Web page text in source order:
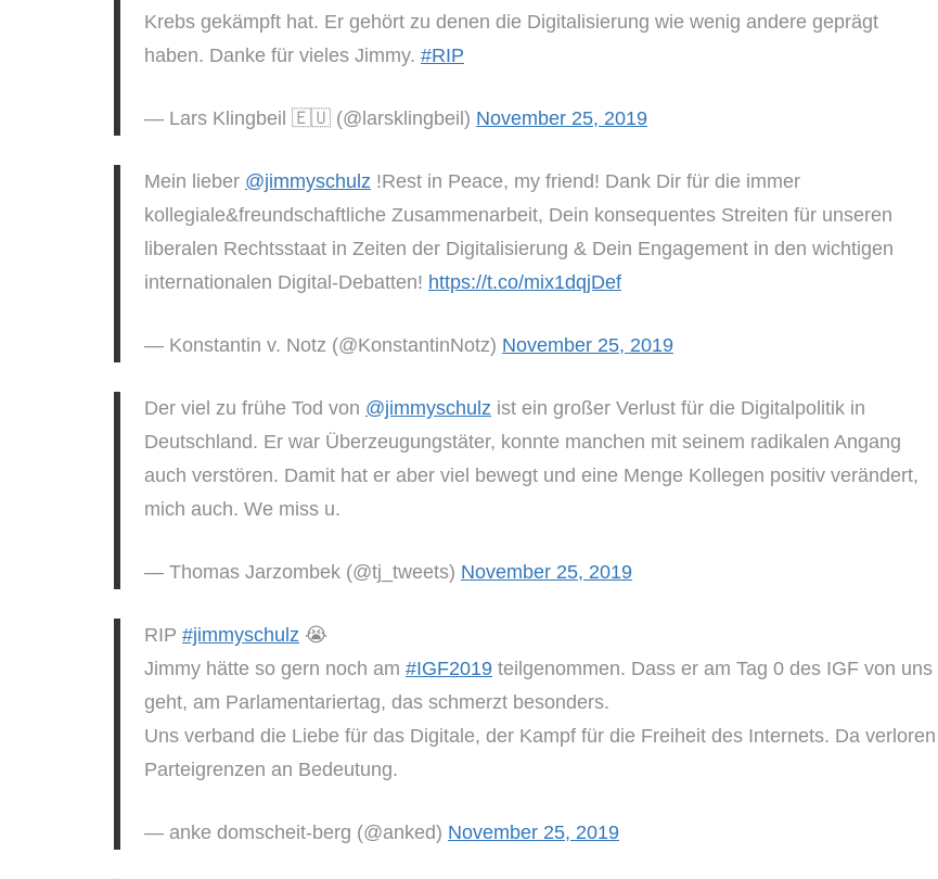
Krebs gekämpft hat. Er gehört zu denen die Digitalisierung wie wenig andere geprägt
haben. Danke für vieles Jimmy. #RIP
— Lars Klingbeil 🇪🇺 (@larsklingbeil) November 25, 2019
Mein lieber @jimmyschulz !Rest in Peace, my friend! Dank Dir für die immer
kollegiale&freundschaftliche Zusammenarbeit, Dein konsequentes Streiten für unseren
liberalen Rechtsstaat in Zeiten der Digitalisierung & Dein Engagement in den wichtigen
internationalen Digital-Debatten! https://t.co/mix1dqjDef
— Konstantin v. Notz (@KonstantinNotz) November 25, 2019
Der viel zu frühe Tod von @jimmyschulz ist ein großer Verlust für die Digitalpolitik in
Deutschland. Er war Überzeugungstäter, konnte manchen mit seinem radikalen Angang
auch verstören. Damit hat er aber viel bewegt und eine Menge Kollegen positiv verändert,
mich auch. We miss u.
— Thomas Jarzombek (@tj_tweets) November 25, 2019
RIP #jimmyschulz 😭
Jimmy hätte so gern noch am #IGF2019 teilgenommen. Dass er am Tag 0 des IGF von uns
geht, am Parlamentariertag, das schmerzt besonders.
Uns verband die Liebe für das Digitale, der Kampf für die Freiheit des Internets. Da verloren
Parteigrenzen an Bedeutung.
— anke domscheit-berg (@anked) November 25, 2019